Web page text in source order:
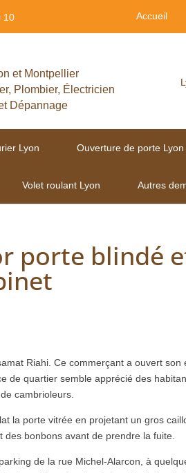
10 Accueil
et Montpellier
Plombier, Électricien
Dépannage
Lyon Ouverture de porte Lyon
Volet roulant Lyon Autres
porte blindé
Riahi. Ce commerçant a ouvert son
de quartier semble apprécié des
cambrioleurs.
la porte vitrée en projetant un gros
des bonbons avant de prendre la fuite.
de la rue Michel-Alarcon, à